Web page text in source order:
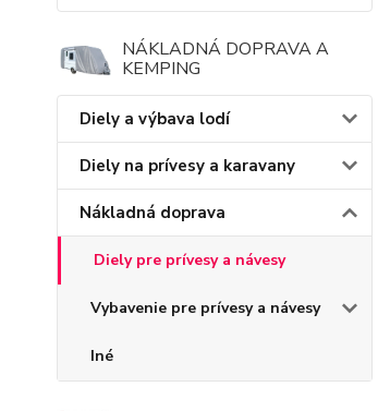
NÁKLADNÁ DOPRAVA A
KEMPING
Diely a výbava lodí
Diely na prívesy a karavany
Nákladná doprava
Diely pre prívesy a návesy
Vybavenie pre prívesy a návesy
Iné